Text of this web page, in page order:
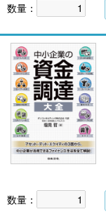
数量：
数量：